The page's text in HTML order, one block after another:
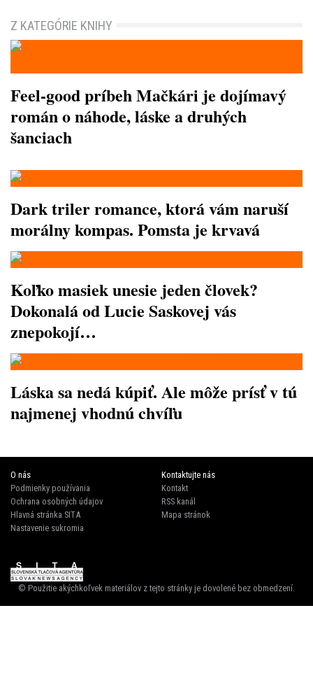
Z KATEGÓRIE KNIHY
Feel-good príbeh Mačkári je dojímavý
román o náhode, láske a druhých
šanciach
Dark triler romance, ktorá vám naruší
morálny kompas. Pomsta je krvavá
Koľko masiek unesie jeden človek?
Dokonalá od Lucie Saskovej vás
znepokojí…
Láska sa nedá kúpiť. Ale môže prísť v tú
najmenej vhodnú chvíľu
O nás
Podmienky používania
Ochrana osobných údajov
Hlavná stránka SITA
Nastavenie sukromia
Kontaktujte nás
Kontakt
RSS kanál
Mapa stránok
© Použitie akýchkoľvek materiálov z tejto stránky je dovolené bez obmedzení.